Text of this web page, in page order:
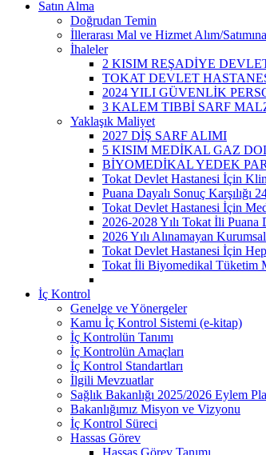
Satın Alma
Doğrudan Temin
İllerarası Mal ve Hizmet Alım/
İhaleler
2 KISIM REŞADİYE
TOKAT DEVLET
2024 YILI GÜVENLİK
3 KALEM TIBBİ SARF
Yaklaşık Maliyet
2027 DİŞ SARF ALIMI
5 KISIM MEDİKAL GAZ
BİYOMEDİKAL YEDEK
Tokat Devlet Hastanesi İçin
Puana Dayalı Sonuç Karşılığı
Tokat Devlet Hastanesi İçin
2026-2028 Yılı Tokat İli Puana
2026 Yılı Alınamayan
Tokat Devlet Hastanesi İçin
Tokat İli Biyomedikal Tüketim
İç Kontrol
Genelge ve Yönergeler
Kamu İç Kontrol Sistemi (e-kitap)
İç Kontrolün Tanımı
İç Kontrolün Amaçları
İç Kontrol Standartları
İlgili Mevzuatlar
Sağlık Bakanlığı 2025/2026 Eylem
Bakanlığımız Misyon ve Vizyonu
İç Kontrol Süreci
Hassas Görev
Hassas Görev Tanımı